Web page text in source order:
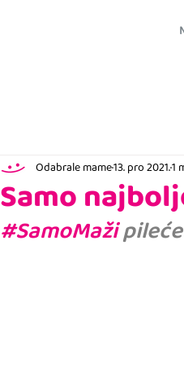
Samo
Odabrale mame13. pro 2021.1
#SamoMaži